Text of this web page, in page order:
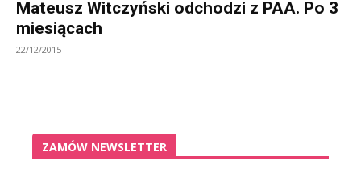
Mateusz Witczyński odchodzi z PAA. Po 3
miesiącach
22/12/2015
ZAMÓW NEWSLETTER